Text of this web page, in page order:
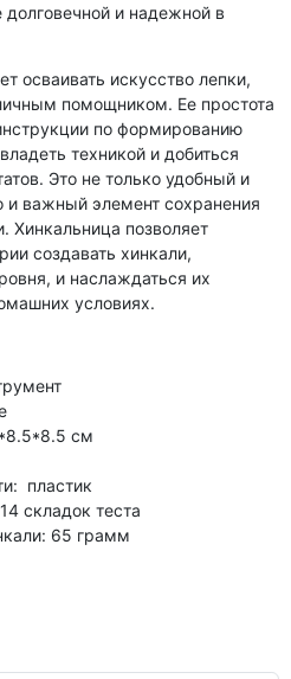
и надежной в
осваивать искусство лепки,
помощником. Ее простота
по формированию
техникой и добиться
Это не только удобный и
и важный элемент сохранения
Хинкальница позволяет
создавать хинкали,
и наслаждаться их
условиях.
см
пластик
складок теста
65 грамм